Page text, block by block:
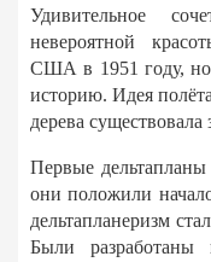
Удивительное
невероятной
США в 1951 году, но
историю. Идея
дерева существовала
Первые
они положили
дельтапланеризм
Были разработаны